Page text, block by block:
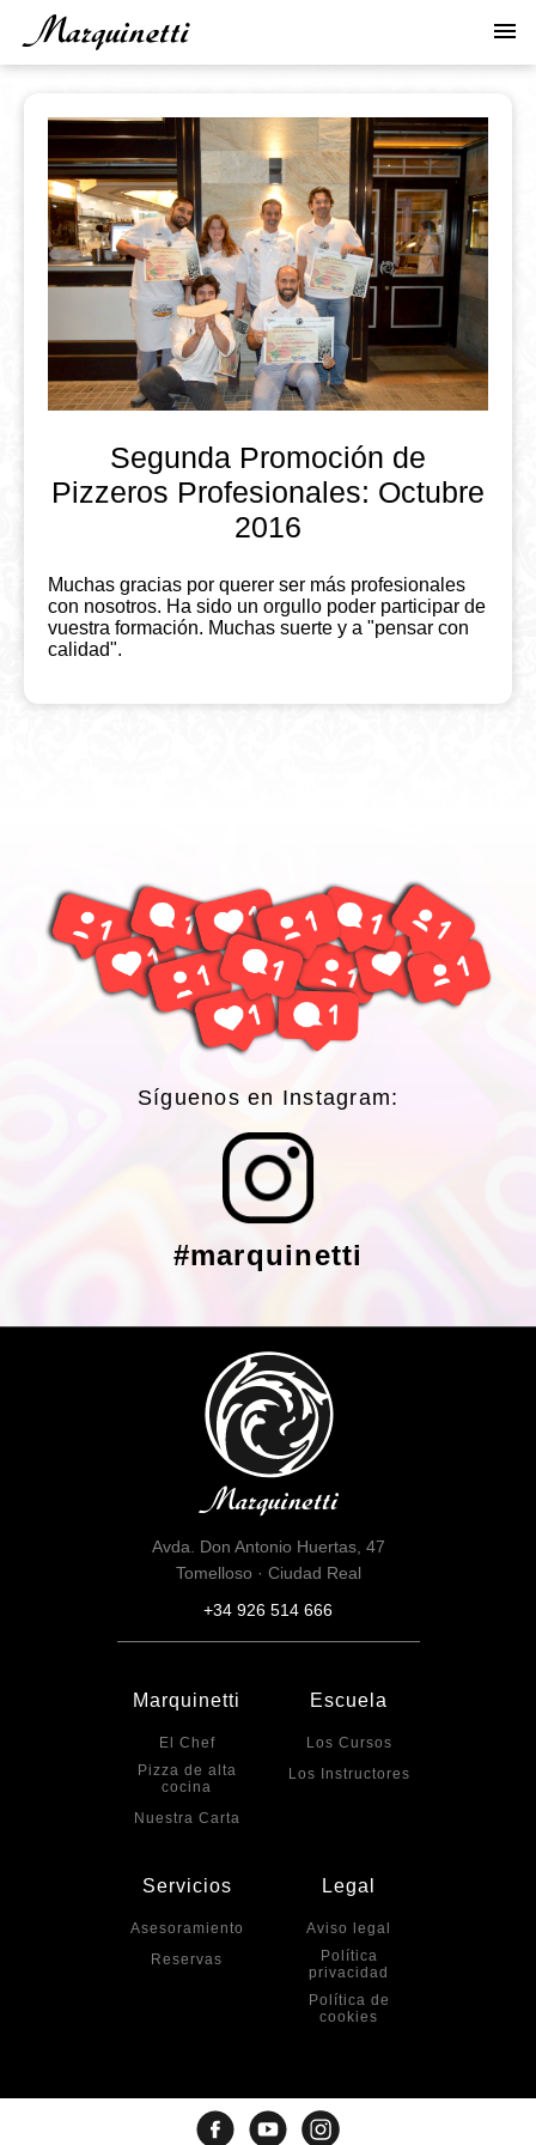
menu
Segunda Promoción de
Pizzeros Profesionales: Octubre
2016
Muchas gracias por querer ser más profesionales
con nosotros. Ha sido un orgullo poder participar de
vuestra formación. Muchas suerte y a "pensar con
calidad".
Síguenos en Instagram:
#marquinetti
Avda. Don Antonio Huertas, 47
Tomelloso · Ciudad Real
+34 926 514 666
Marquinetti
El Chef
Pizza de alta
cocina
Nuestra Carta
Escuela
Los Cursos
Los Instructores
Servicios
Asesoramiento
Reservas
Legal
Aviso legal
Política
privacidad
Política de
cookies